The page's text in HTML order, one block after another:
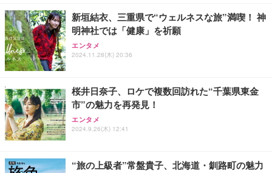
新垣結衣、三重県で“ウェルネスな旅”満喫！ 神
明神社では「健康」を祈願
エンタメ
2024.11.28(木) 20:36
桜井日奈子、ロケで複数回訪れた“千葉県東金
市”の魅力を再発見！
エンタメ
2024.9.26(木) 12:41
“旅の上級者”常盤貴子、北海道・釧路町の魅力